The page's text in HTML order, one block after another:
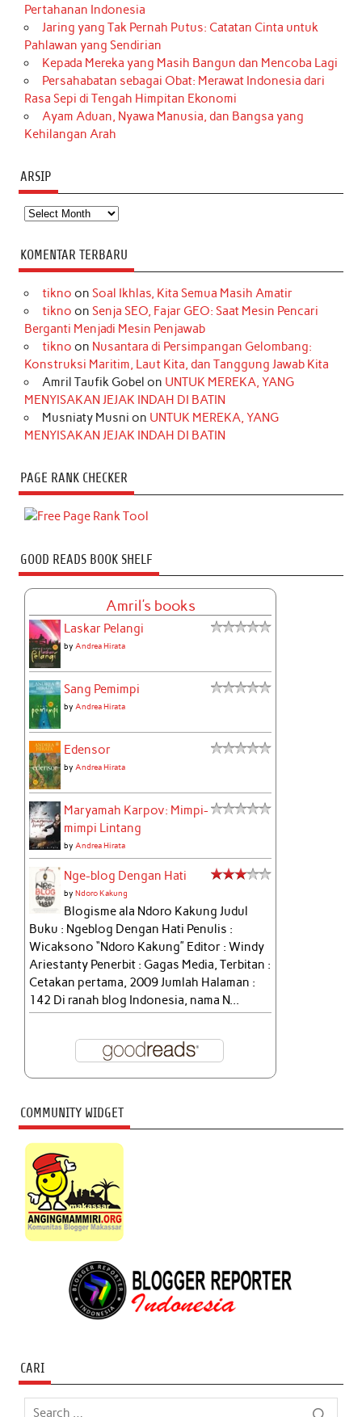
Pertahanan Indonesia
Jaring yang Tak Pernah Putus: Catatan Cinta untuk
Pahlawan yang Sendirian
Kepada Mereka yang Masih Bangun dan Mencoba Lagi
Persahabatan sebagai Obat: Merawat Indonesia dari
Rasa Sepi di Tengah Himpitan Ekonomi
Ayam Aduan, Nyawa Manusia, dan Bangsa yang
Kehilangan Arah
ARSIP
Arsip
KOMENTAR TERBARU
tikno on Soal Ikhlas, Kita Semua Masih Amatir
tikno on Senja SEO, Fajar GEO: Saat Mesin Pencari
Berganti Menjadi Mesin Penjawab
tikno on Nusantara di Persimpangan Gelombang:
Konstruksi Maritim, Laut Kita, dan Tanggung Jawab Kita
Amril Taufik Gobel on UNTUK MEREKA, YANG
MENYISAKAN JEJAK INDAH DI BATIN
Musniaty Musni on UNTUK MEREKA, YANG
MENYISAKAN JEJAK INDAH DI BATIN
PAGE RANK CHECKER
GOOD READS BOOK SHELF
Amril's books
Laskar Pelangi
byAndrea Hirata
Sang Pemimpi
byAndrea Hirata
Edensor
byAndrea Hirata
Maryamah Karpov: Mimpi-
mimpi Lintang
byAndrea Hirata
Nge-blog Dengan Hati
byNdoro Kakung
Blogisme ala Ndoro Kakung Judul
Buku : Ngeblog Dengan Hati Penulis :
Wicaksono “Ndoro Kakung” Editor : Windy
Ariestanty Penerbit : Gagas Media, Terbitan :
Cetakan pertama, 2009 Jumlah Halaman :
142 Di ranah blog Indonesia, nama N...
COMMUNITY WIDGET
CARI